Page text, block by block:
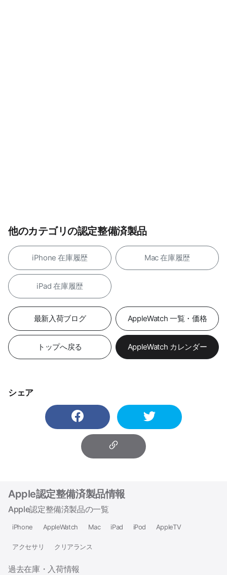
他のカテゴリの認定整備済製品
iPhone 在庫履歴 Mac 在庫履歴
iPad 在庫履歴
最新入荷ブログ AppleWatch 一覧・価格
トップへ戻る AppleWatch カレンダー
シェア
Apple認定整備済製品情報
Apple認定整備済製品の一覧
iPhone AppleWatch Mac iPad iPod AppleTV
アクセサリ クリアランス
過去在庫・入荷情報